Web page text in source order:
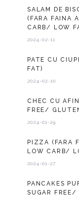
SALAM DE
(FARA FAINA
CARB/ LOW
2024-02-11
PATE CU
FAT)
2024-02-10
CHEC CU
FREE/
2024-01-29
PIZZA (FARA
LOW CARB/
2024-01-27
PANCAKES
SUGAR